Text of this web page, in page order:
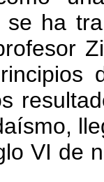
se ha
VI de